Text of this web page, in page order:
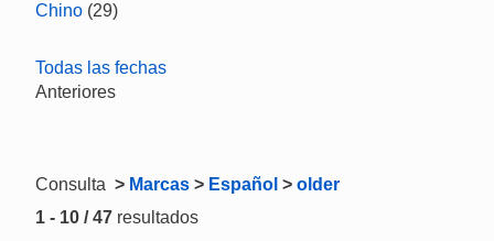
Chino (29)
Todas las fechas
Anteriores
Consulta > Marcas > Español > older
1 - 10 / 47 resultados